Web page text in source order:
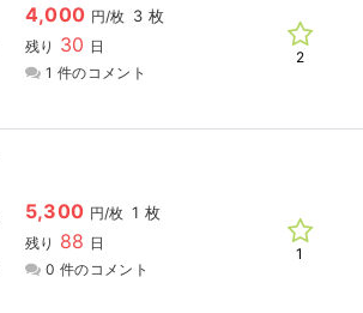
4,000 円/枚 3 枚
残り 30 日
1 件のコメント
2
5,300 円/枚 1 枚
残り 88 日
0 件のコメント
1